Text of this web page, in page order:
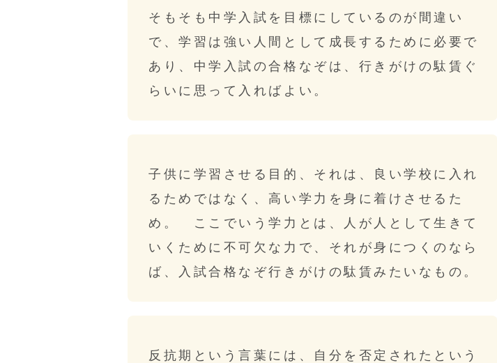
そもそも中学入試を目標にしているのが間違い
で、学習は強い人間として成長するために必要で
あり、中学入試の合格なぞは、行きがけの駄賃ぐ
らいに思って入ればよい。
子供に学習させる目的、それは、良い学校に入れ
るためではなく、高い学力を身に着けさせるた
め。 ここでいう学力とは、人が人として生きて
いくために不可欠な力で、それが身につくのなら
ば、入試合格なぞ行きがけの駄賃みたいなもの。
反抗期という言葉には、自分を否定されたという